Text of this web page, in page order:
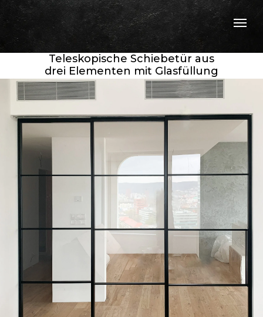
Teleskopische Schiebetür aus
drei Elementen mit Glasfüllung